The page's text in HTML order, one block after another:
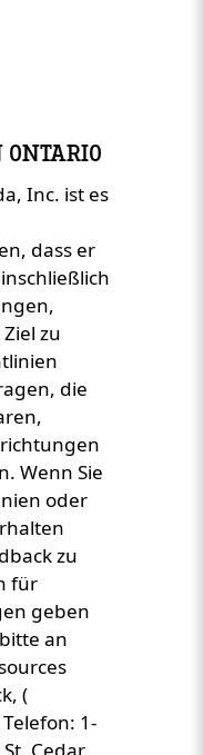
Inc. ist es
dass er
zu
die
Wenn Sie
oder
zu
für
geben
an
(
1-